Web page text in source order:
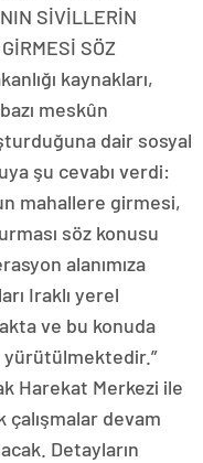
SİVİLLERİN
SÖZ
kaynakları,
meskûn
dair sosyal
şu cevabı verdi:
mahallere girmesi,
söz konusu
alanımıza
Iraklı yerel
ve bu konuda
yürütülmektedir.”
Harekat Merkezi ile
çalışmalar devam
Detayların